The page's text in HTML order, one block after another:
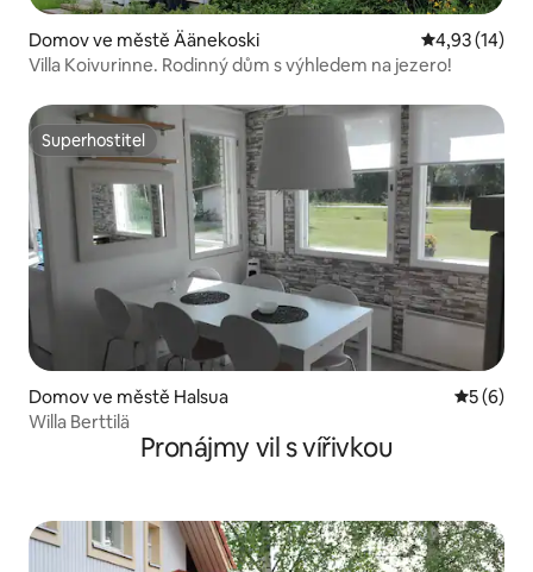
Domov ve městě Äänekoski Průměrné
4,93 (14)
Villa Koivurinne. Rodinný dům s výhledem na jezero!
Superhostitel
Superhostitel
Domov ve městě Halsua
5 (6)
Willa Berttilä
Pronájmy vil s vířivkou